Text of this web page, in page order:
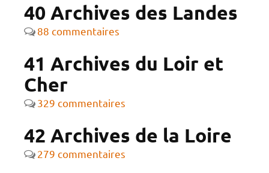
40 Archives des Landes
88 commentaires
41 Archives du Loir et
Cher
329 commentaires
42 Archives de la Loire
279 commentaires